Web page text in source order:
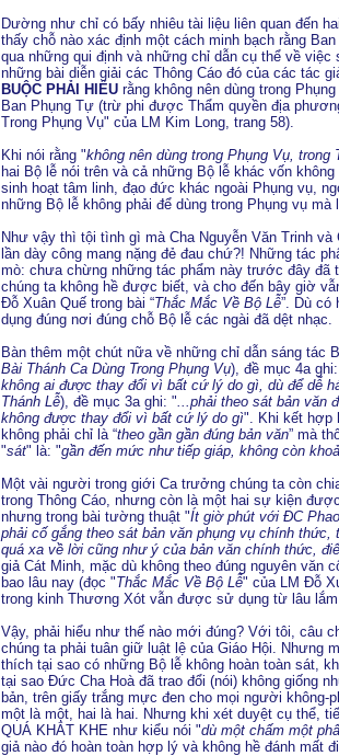
Dường như chỉ có bấy nhiêu tài liệu liên quan đến
thấy chỗ nào xác định một cách minh bạch rằng
qua những qui định và những chỉ dẫn cụ thể về
những bài diễn giải các Thông Cáo đó của các tác
BUỘC PHẢI HIỂUrằng không nên dùng trong
Ban Phụng Tự (trừ phi được Thẩm quyền địa
Trong Phụng Vụ" của LM Kim Long, trang 58).
Khi nói rằng "không nên dùng trong Phụng Vụ, trong
hai Bộ lễ nói trên và cả những Bộ lễ khác vốn
sinh hoạt tâm linh, đạo đức khác ngoài Phụng vụ,
những Bộ lễ không phải để dùng trong Phụng vụ
Như vậy thì tội tình gì mà Cha Nguyễn Văn Trinh
lần dày công mang nặng đẻ đau chứ?! Những tác
mò: chưa chừng những tác phẩm này trước đây đã
chúng ta không hề được biết, và cho đến bây giờ
Đỗ Xuân Quế trong bài “Thắc Mắc Về Bộ Lễ”. Dù có
dụng đúng nơi đúng chỗ Bộ lễ các ngài đã dệt nhạc.
Bàn thêm một chút nữa về những chỉ dẫn sáng tác
Bài Thánh Ca Dùng Trong Phụng Vụ), đề mục 4a
không ai được thay đổi vì bất cứ lý do gì, dù để dễ
Thánh Lễ), đề mục 3a ghi: "...phải theo sát bản văn
không được thay đổi vì bất cứ lý do gì". Khi kết hợp
không phải chỉ là “theo gần gần đúng bản văn” mà
"sát" là: "gần đến mức như tiếp giáp, không còn
Một vài người trong giới Ca trưởng chúng ta còn
trong Thông Cáo, nhưng còn là một hai sự kiện
nhưng trong bài tường thuật "Ít giờ phút với ĐC
phải cố gắng theo sát bản văn phụng vụ chính
quá xa về lời cũng như ý của bản văn chính thức,
giả Cát Minh, mặc dù không theo đúng nguyên
bao lâu nay (đọc "Thắc Mắc Về Bộ Lễ" của LM Đỗ
trong kinh Thương Xót vẫn được sử dụng từ lâu
Vậy, phải hiểu như thế nào mới đúng? Với tôi, câu
chúng ta phải tuân giữ luật lệ của Giáo Hội. Nhưng
thích tại sao có những Bộ lễ không hoàn toàn sát,
tại sao Đức Cha Hoà đã trao đổi (nói) không giống
bản, trên giấy trắng mực đen cho mọi người không-
một là một, hai là hai. Nhưng khi xét duyệt cụ thể,
QUÁ KHẮT KHE như kiểu nói "dù một chấm một
giả nào đó hoàn toàn hợp lý và không hề đánh mất